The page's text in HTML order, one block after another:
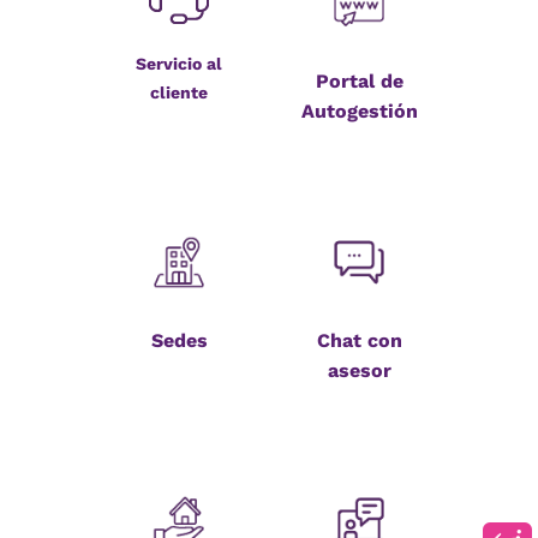
Servicio al
cliente
Portal de
Autogestión
Sedes
Chat con
asesor